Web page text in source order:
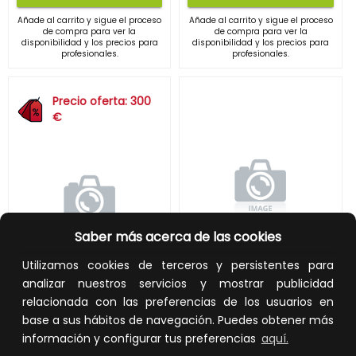
Saber más acerca de las cookies
Utilizamos cookies de terceros y persistentes para
analizar nuestros servicios y mostrar publicidad
relacionada con las preferencias de los usuarios en
base a sus hábitos de navegación. Puedes obtener más
información y configurar tus preferencias aquí.
Añade al carrito y sigue el proceso
de compra para ver la
disponibilidad y los precios para
profesionales.
Añade al carrito y sigue el proceso
de compra para ver la
disponibilidad y los precios para
profesionales.
Precio oferta: 300
€
REF: GW3048-EM
567,00 €
Inversor retrofit AC monofásico GW3600S-BP
REF:GW3600S-BP
1.409,00 €